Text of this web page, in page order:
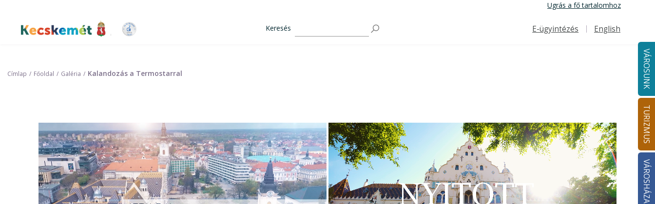
tartalomra
Ugrás a fő tartalomhoz
Kecskemét Város Honlapja
Keresés
Felső navigáció
E-ügyintézés English
VÁROSUNK
TURIZMUS
VÁROSHÁZA
Címlap Főoldal Galéria Kalandozás a Termostarral